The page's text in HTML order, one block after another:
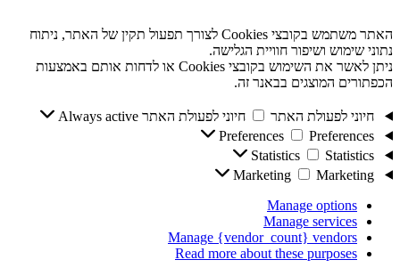
האתר משתמש בקובצי Cookies לצורך תפעול תקין של האתר, ניתוח
נתוני שימוש ושיפור חוויית הגלישה.
ניתן לאשר את השימוש בקובצי Cookies או לדחות אותם באמצעות
הכפתורים המוצגים בבאנר זה.
חיוני לפעולת האתר חיוני לפעולת האתר Always active
Preferences
Preferences
Statistics
Statistics
Marketing
Marketing
Manage options
Manage services
Manage {vendor_count} vendors
Read more about these purposes